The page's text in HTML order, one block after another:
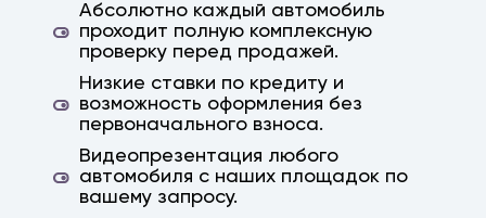
Абсолютно каждый автомобиль
проходит полную комплексную
проверку перед продажей.
Низкие ставки по кредиту и
возможность оформления без
первоначального взноса.
Видеопрезентация любого
автомобиля с наших площадок по
вашему запросу.